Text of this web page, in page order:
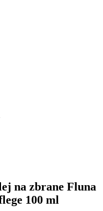
na zbrane Fluna
100 ml